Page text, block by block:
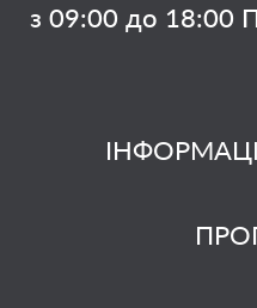
з 09:00 до 18:00